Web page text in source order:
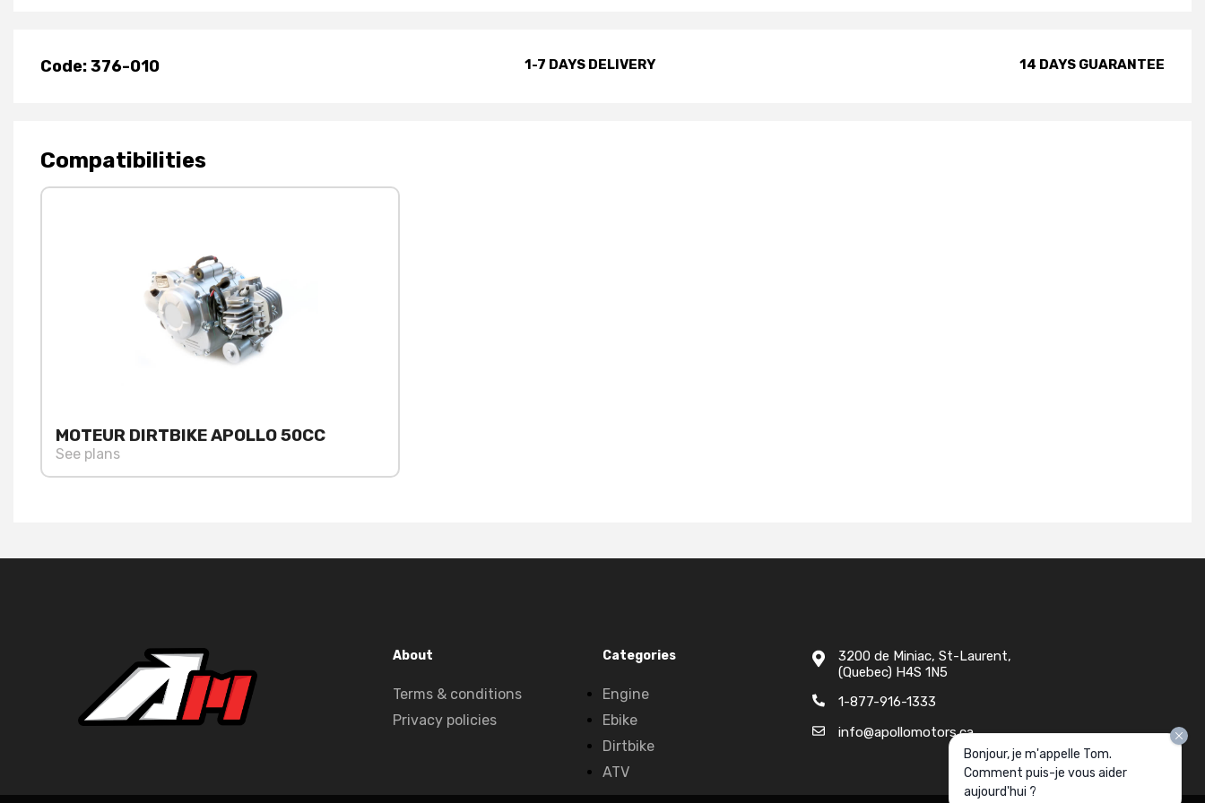
Code: 376-010 1-7 DAYS DELIVERY 14 DAYS GUARANTEE
Compatibilities
MOTEUR DIRTBIKE APOLLO 50CC
See plans
About
Terms & conditions
Privacy policies
Categories
Engine
Ebike
Dirtbike
ATV
3200 de Miniac, St-Laurent,
(Quebec) H4S 1N5
1-877-916-1333
info@apollomotors.ca
Bonjour, je m'appelle Tom.
Comment puis-je vous aider
aujourd'hui ?